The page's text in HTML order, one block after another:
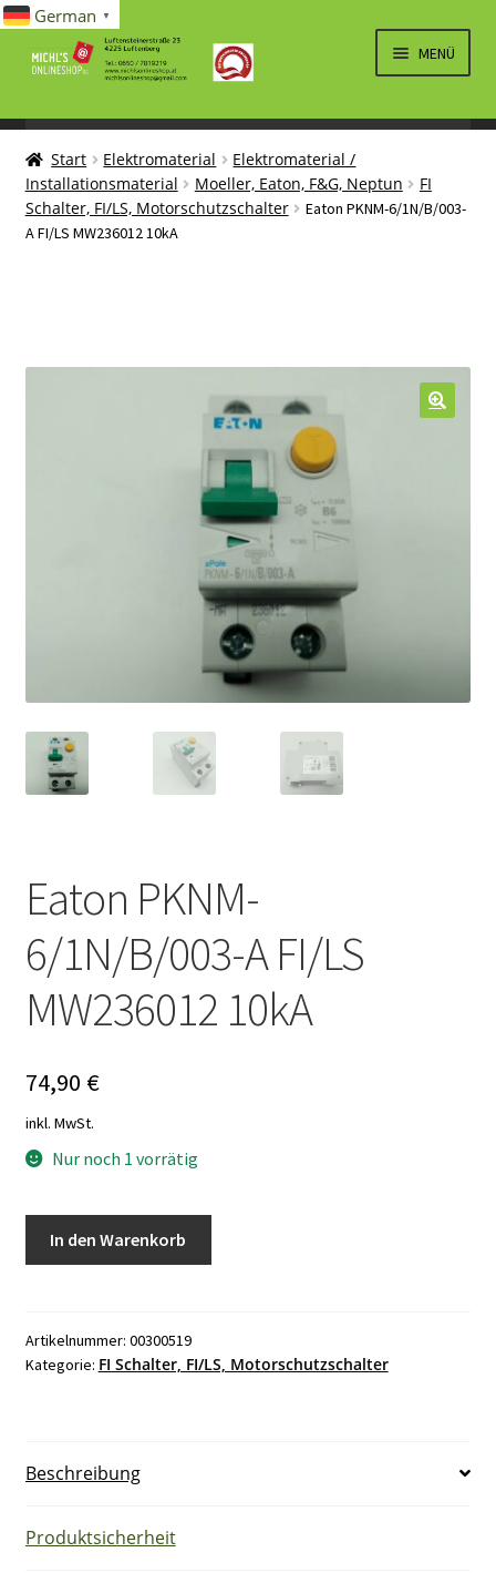
Navigation
Inhalt
MENÜ
SPIELWAREN/BAUSÄTZE
ÖFFNEN
ELEKTRO
LÜFTUNG, HEIZUNG, KLIMA
Start Elektromaterial
Elektromaterial /
Installationsmaterial
Moeller, Eaton, F&G, Neptun
FI
Schalter, FI/LS, Motorschutzschalter
Eaton PKNM-6/1N/B/003-
A FI/LS MW236012 10kA
Eaton PKNM-
6/1N/B/003-A FI/LS
MW236012 10kA
74,90 €
inkl. MwSt.
Nur noch 1 vorrätig
FI/LS
MW236012
In den Warenkorb
Artikelnummer: 00300519
Kategorie: FI Schalter, FI/LS, Motorschutzschalter
Beschreibung
Produktsicherheit
German ▼